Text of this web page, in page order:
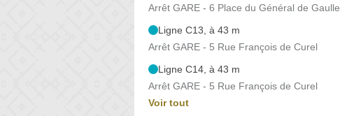
Arrêt GARE - 6 Place du Général de Gaulle
Ligne C13, à 43 m
Arrêt GARE - 5 Rue François de Curel
Ligne C14, à 43 m
Arrêt GARE - 5 Rue François de Curel
Voir tout